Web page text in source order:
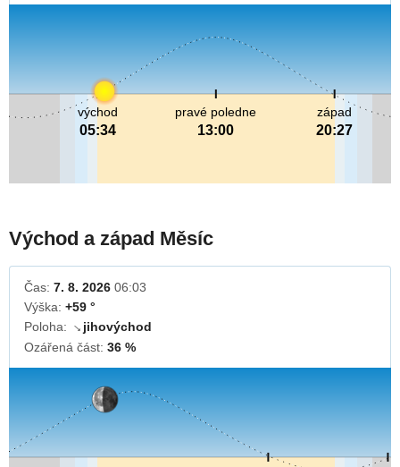
pravé poledne
13:00
východ
05:34
západ
20:27
Východ a západ Měsíc
Čas: 7. 8. 2026 06:03
Výška: +59 °
Poloha: ↓jihovýchod
Ozářená část: 36 %